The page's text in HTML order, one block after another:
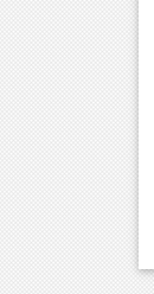
Schaftlach
/
Waakirchen
Schliersee
Tegernsee
Warngau
/
Wall